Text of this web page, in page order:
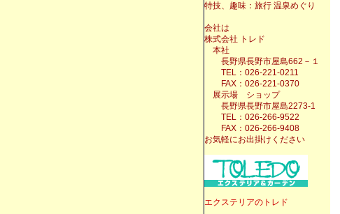
特技、趣味：旅行 温泉めぐり
会社は
株式会社 トレド
本社
長野県長野市屋島662－１
TEL：026-221-0211
FAX：026-221-0370
展示場 ショップ
長野県長野市屋島2273-1
TEL：026-266-9522
FAX：026-266-9408
お気軽にお出掛けください
エクステリアのトレド